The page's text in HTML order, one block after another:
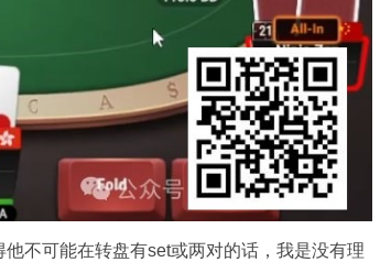
不可能在转盘有set或两对的话，我是没有理